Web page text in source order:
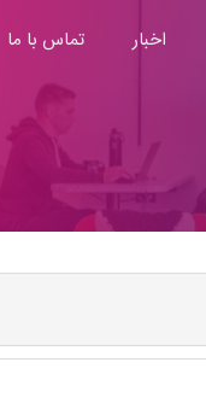
اخبار تماس با ما